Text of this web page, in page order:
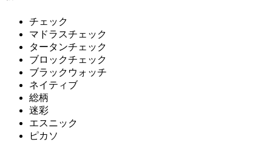
チェック
マドラスチェック
タータンチェック
ブロックチェック
ブラックウォッチ
ネイティブ
総柄
迷彩
エスニック
ピカソ